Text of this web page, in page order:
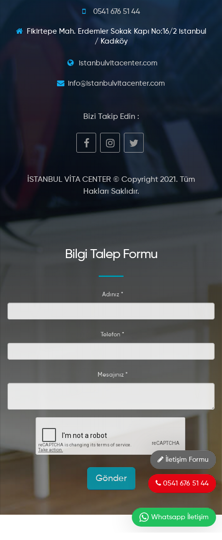
0541 676 51 44
Fikirtepe Mah. Erdemler Sokak Kapı No:16/2 istanbul
/ Kadıköy
istanbulvitacenter.com
info@istanbulvitacenter.com
Bizi Takip Edin :
İSTANBUL VİTA CENTER © Copyright 2021. Tüm
Hakları Saklıdır.
Bilgi Talep Formu
Adınız *
Telefon *
Mesajınız *
İletişim Formu
0541 676 51 44
Whatsapp İletişim